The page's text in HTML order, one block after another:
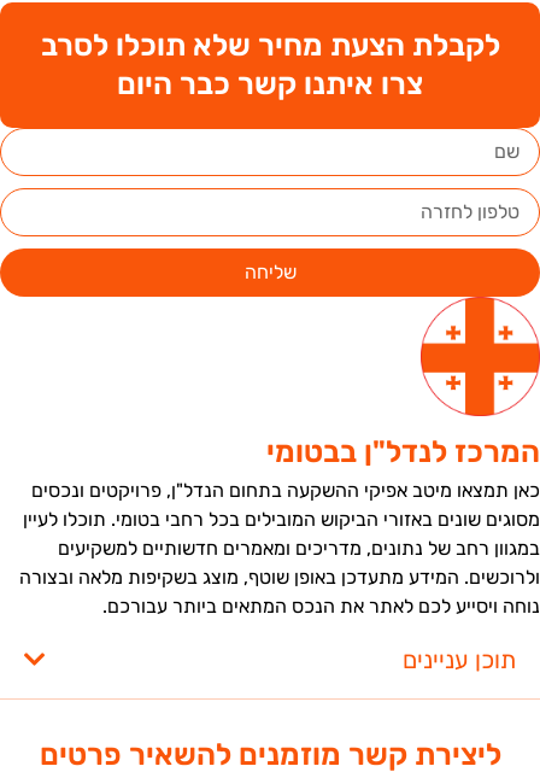
ליצירת קשר מוזמנים להשאיר פרטים
לקבלת הצעת מחיר שלא תוכלו לסרב
צרו איתנו קשר כבר היום
שליחה
לנדל"ן בבטומי
תמצאו מיטב אפיקי ההשקעה בתחום הנדל"ן, פרויקטים ונכסים
שונים באזורי הביקוש המובילים בכל רחבי בטומי. תוכלו לעיין
רחב של נתונים, מדריכים ומאמרים חדשותיים למשקיעים
המידע מתעדכן באופן שוטף, מוצג בשקיפות מלאה ובצורה
ויסייע לכם לאתר את הנכס המתאים ביותר עבורכם.
תוכן עניינים